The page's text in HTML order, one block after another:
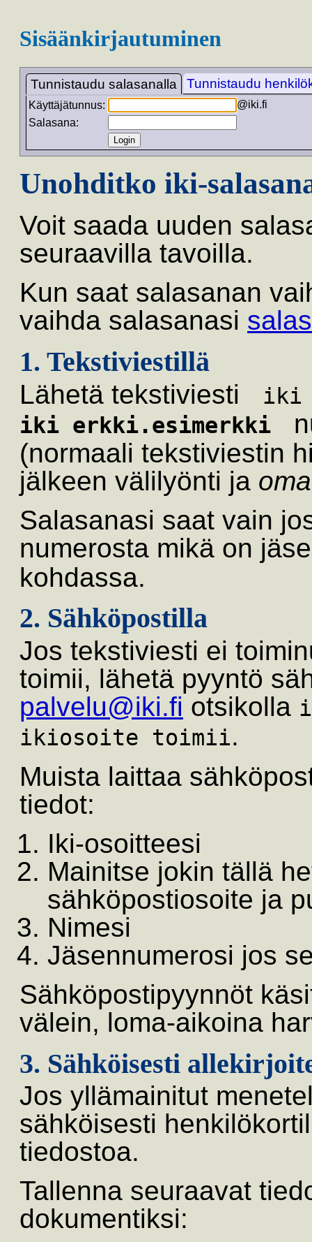
Sisäänkirjautuminen
Tunnistaudu salasanalla Tunnistaudu
Käyttäjätunnus:
@iki.fi
Salasana:
Unohditko iki-
Voit saada uuden
seuraavilla tavoilla.
Kun saat salasanan
vaihda salasanasi
1. Tekstiviestillä
Lähetä tekstiviesti
iki erkki.esimerkki
(normaali tekstiviestin
jälkeen välilyönti ja oma
Salasanasi saat vain
numerosta mikä on
kohdassa.
2. Sähköpostilla
Jos tekstiviesti ei
toimii, lähetä pyyntö
palvelu@iki.fi otsikolla
ikiosoite toimii.
Muista laittaa
tiedot:
Iki-osoitteesi
Mainitse jokin tällä
sähköpostiosoite ja
Nimesi
Jäsennumerosi jos
Sähköpostipyynnöt
välein, loma-aikoina
3. Sähköisesti
Jos yllämainitut
sähköisesti
tiedostoa.
Tallenna seuraavat
dokumentiksi: